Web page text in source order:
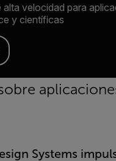
alta velocidad para
y científicas
Systems